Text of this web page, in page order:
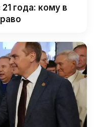
года: кому в